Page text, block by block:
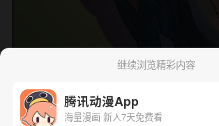
下一话 腾漫App
继续浏览精彩内容
腾讯动漫App
海量漫画 新人7天免费看